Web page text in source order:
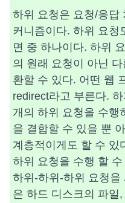
하위 요청은 요청/응답
커니즘이다. 하위 요청
면 중 하나이다. 하위
의 원래 요청이 아닌
환할 수 있다. 어떤 웹
redirect라고 부른다.
개의 하위 요청을 수행
을 결합할 수 있을 뿐
계층적이게도 할 수 있
하위 요청을 수행 할
하위-하위-하위 요청을
은 하드 디스크의 파일